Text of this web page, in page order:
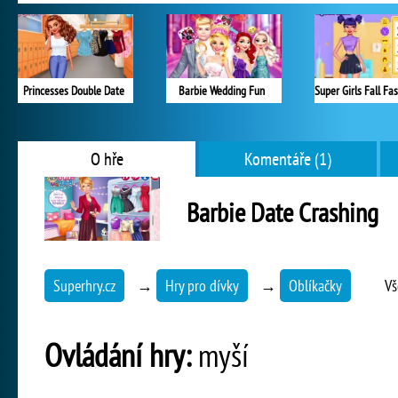
Princesses Double Date Barbie Wedding Fun
O hře Komentáře (1)
Barbie Date Crashing
Superhry.cz → Hry pro dívky → Oblíkačky
Ovládání hry:myší